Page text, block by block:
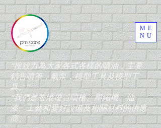
“搜致力為大家各式各樣的噴油，主要
銷售噴筆，氣泵，模型工具及模型工
具。”
“我們是香港優質噴槍、壓縮機、油
漆、工藝和愛好設備及相關材料的供應
商。”
ME
NU